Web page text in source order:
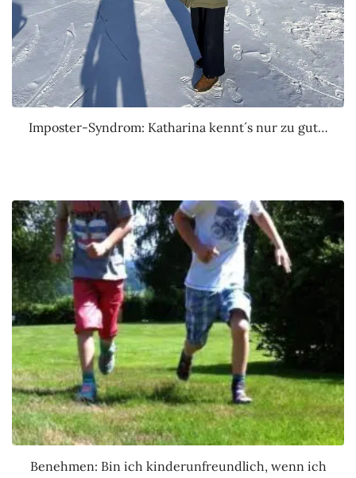
Imposter-Syndrom: Katharina kennt´s nur zu gut…
Benehmen: Bin ich kinderunfreundlich, wenn ich